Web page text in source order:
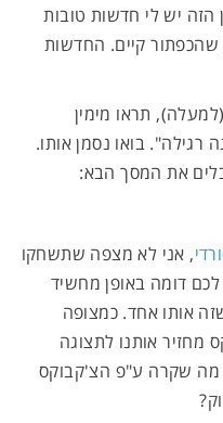
הזה יש לי חדשות טובות
קיים. החדשות
תראו מימין
בואו נסמן אותו.
את המסך הבא:
, אני לא מצפה שתשחקו
דומה באופן מחשיד
אותו אחד. כמצופה
מחזיר אותנו לתצוגה
מה שקרה ע"פ הצ'קבוקס